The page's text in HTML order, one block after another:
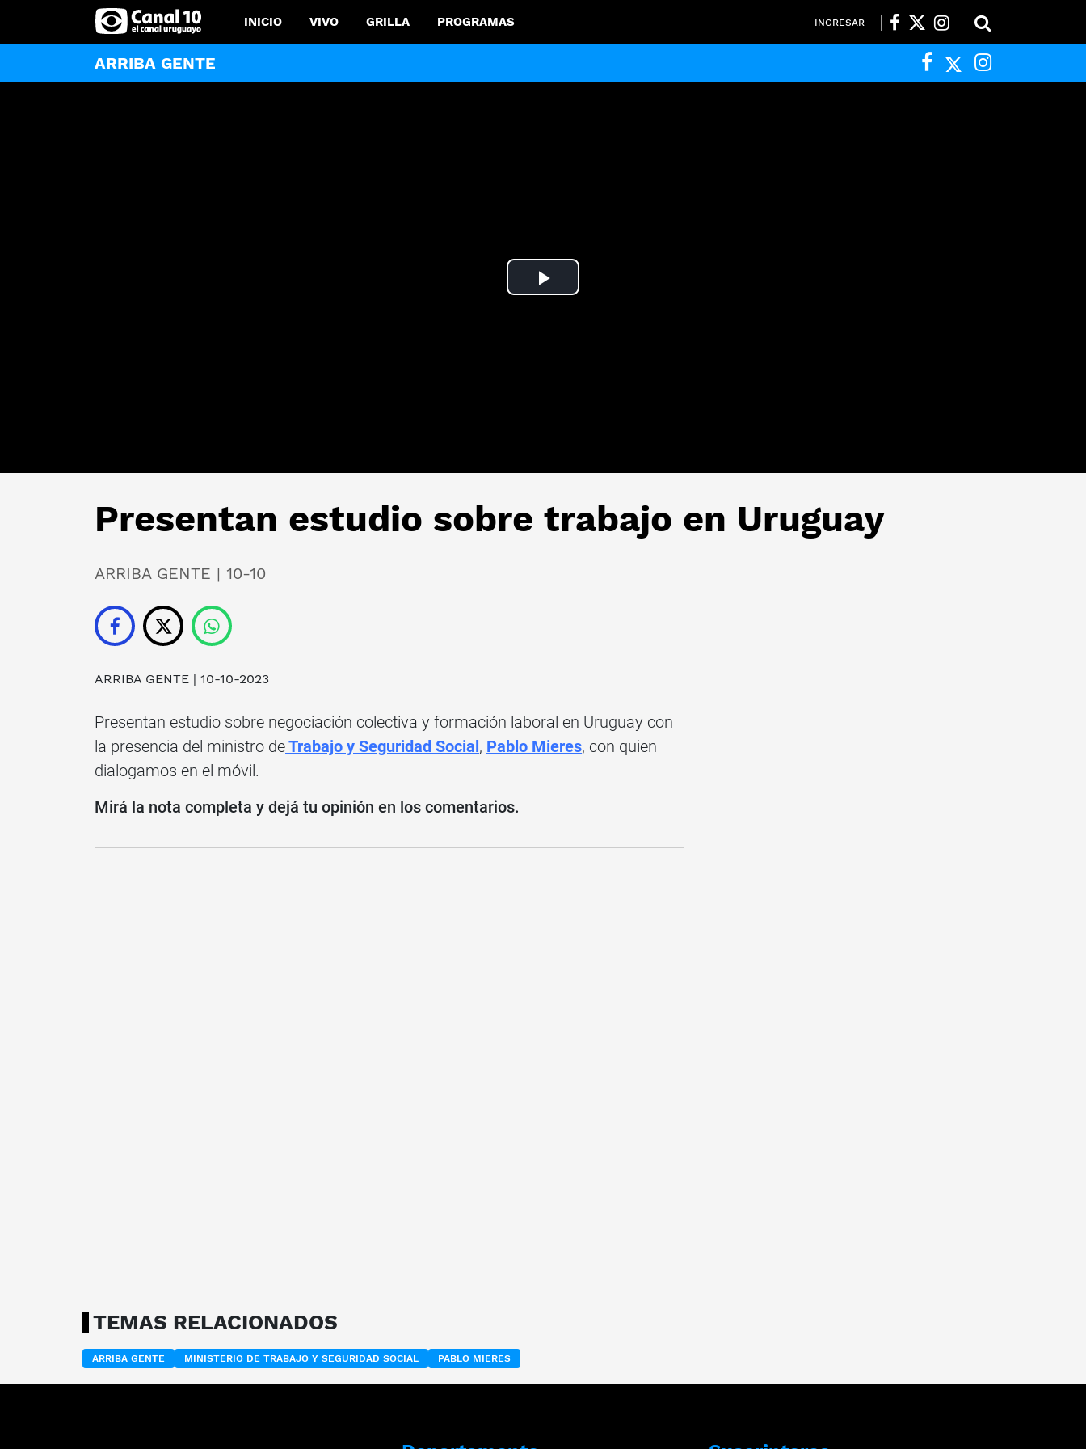
INICIO VIVO GRILLA PROGRAMAS INGRESAR
ARRIBA GENTE
Play
Presentan estudio sobre trabajo en Uruguay
ARRIBA GENTE | 10-10
ARRIBA GENTE | 10-10-2023
Presentan estudio sobre negociación colectiva y formación laboral en Uruguay con
la presencia del ministro deTrabajo y Seguridad Social, Pablo Mieres, con quien
dialogamos en el móvil.
Mirá la nota completa y dejá tu opinión en los comentarios.
TEMAS RELACIONADOS
ARRIBA GENTE MINISTERIO DE TRABAJO Y SEGURIDAD SOCIAL PABLO MIERES